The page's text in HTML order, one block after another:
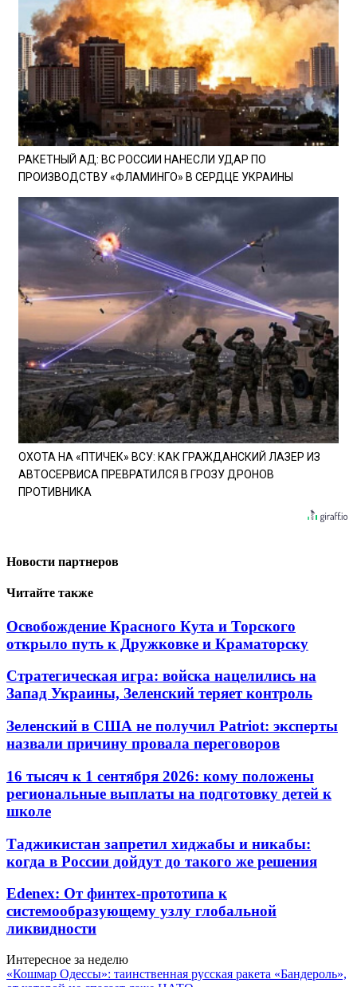
РАКЕТНЫЙ АД: ВС РОССИИ НАНЕСЛИ УДАР ПО
ПРОИЗВОДСТВУ «ФЛАМИНГО» В СЕРДЦЕ УКРАИНЫ
ОХОТА НА «ПТИЧЕК» ВСУ: КАК ГРАЖДАНСКИЙ ЛАЗЕР ИЗ
АВТОСЕРВИСА ПРЕВРАТИЛСЯ В ГРОЗУ ДРОНОВ
ПРОТИВНИКА
Новости партнеров
Читайте также
Освобождение Красного Кута и Торского
открыло путь к Дружковке и Краматорску
Стратегическая игра: войска нацелились на
Запад Украины, Зеленский теряет контроль
Зеленский в США не получил Patriot: эксперты
назвали причину провала переговоров
16 тысяч к 1 сентября 2026: кому положены
региональные выплаты на подготовку детей к
школе
Таджикистан запретил хиджабы и никабы:
когда в России дойдут до такого же решения
Edenex: От финтех-прототипа к
системообразующему узлу глобальной
ликвидности
Интересное за неделю
«Кошмар Одессы»: таинственная русская ракета «Бандероль»,